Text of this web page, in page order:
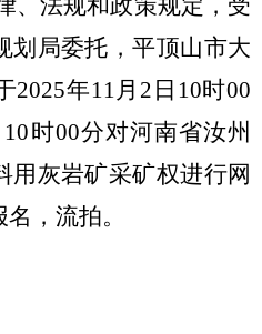
、法规和政策规定，受
划局委托，平顶山市大
2025年11月2日10时00
时00分对河南省汝州
用灰岩矿采矿权进行网
，流拍。